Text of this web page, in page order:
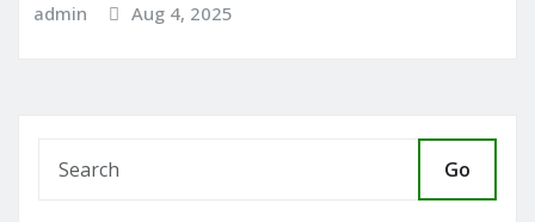
admin Aug 4, 2025
Go